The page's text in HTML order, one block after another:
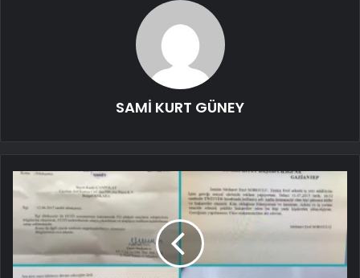
SAMİ KURT GÜNEY